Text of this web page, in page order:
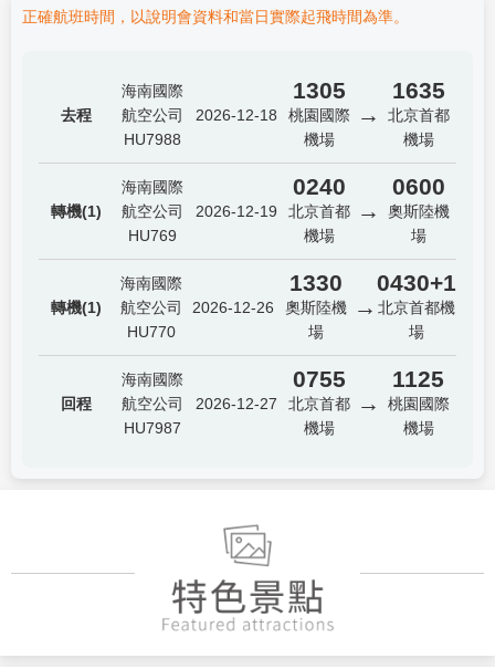
正確航班時間，以說明會資料和當日實際起飛時間為準。
去程
海南國際
航空公司
HU7988
2026-12-18
1305
桃園國際
機場
→
1635
北京首都
機場
轉機(1)
海南國際
航空公司
HU769
2026-12-19
0240
北京首都
機場
→
0600
奧斯陸機
場
轉機(1)
海南國際
航空公司
HU770
2026-12-26
1330
奧斯陸機
場
→
0430+1
北京首都機
場
回程
海南國際
航空公司
HU7987
2026-12-27
0755
北京首都
機場
→
1125
桃園國際
機場